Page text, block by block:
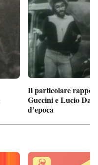
Il particolare
Guccini e Lucio
d’epoca